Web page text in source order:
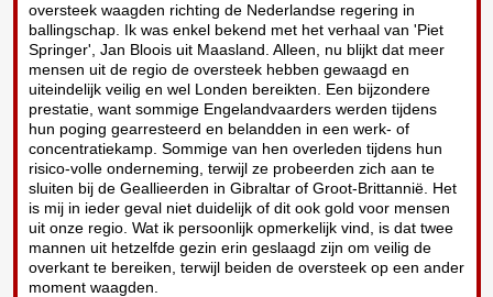
oversteek waagden richting de Nederlandse regering in
ballingschap. Ik was enkel bekend met het verhaal van 'Piet
Springer', Jan Bloois uit Maasland. Alleen, nu blijkt dat meer
mensen uit de regio de oversteek hebben gewaagd en
uiteindelijk veilig en wel Londen bereikten. Een bijzondere
prestatie, want sommige Engelandvaarders werden tijdens
hun poging gearresteerd en belandden in een werk- of
concentratiekamp. Sommige van hen overleden tijdens hun
risico-volle onderneming, terwijl ze probeerden zich aan te
sluiten bij de Geallieerden in Gibraltar of Groot-Brittannië. Het
is mij in ieder geval niet duidelijk of dit ook gold voor mensen
uit onze regio. Wat ik persoonlijk opmerkelijk vind, is dat twee
mannen uit hetzelfde gezin erin geslaagd zijn om veilig de
overkant te bereiken, terwijl beiden de oversteek op een ander
moment waagden.